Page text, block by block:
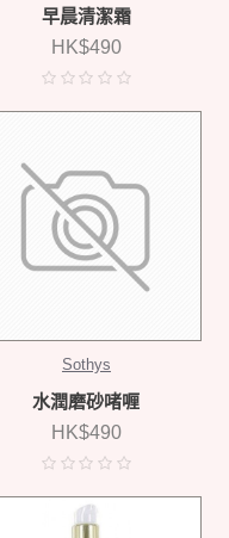
早晨清潔霜
HK$490
Sothys
水潤磨砂啫喱
HK$490